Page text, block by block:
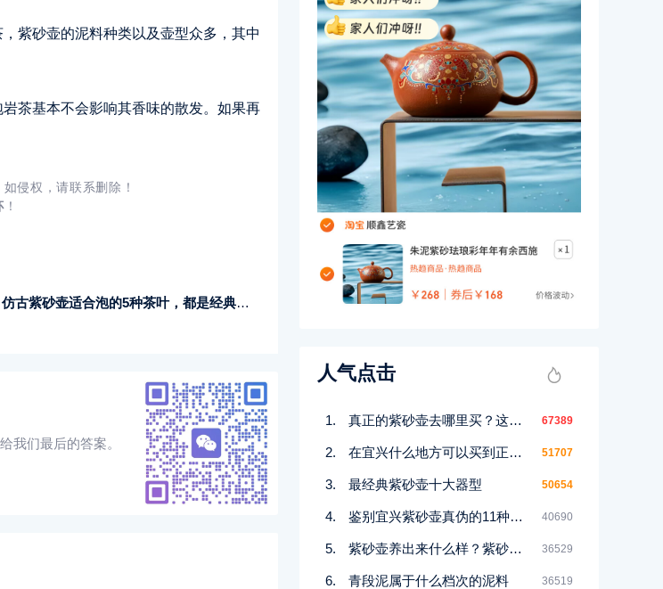
紫砂壶的泥料种类以及壶型众多，其中
茶基本不会影响其香味的散发。如果再
侵权，请联系删除！
！
仿古紫砂壶适合泡的5种茶叶，都是经典好茶
我们最后的答案。
人气点击
真正的紫砂壶去哪里买？这几个地方都能买到！ 67389
在宜兴什么地方可以买到正宗紫砂壶 51707
最经典紫砂壶十大器型 50654
鉴别宜兴紫砂壶真伪的11种好方法 40690
紫砂壶养出来什么样？紫砂壶包浆前后对比图鉴赏 36529
青段泥属于什么档次的泥料 36519